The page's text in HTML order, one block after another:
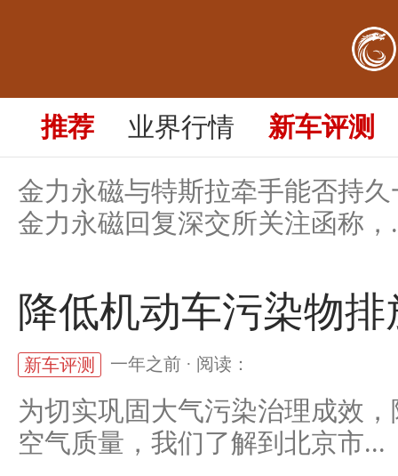
推荐 业界行情 新车评测
金力永磁牵手特斯
的能力
新车评测 一年之前 · 阅读：
金力永磁与特斯拉牵手能否持
金力永磁回复深交所关注函称，
降低机动车污染物
新车评测 一年之前 · 阅读：
为切实巩固大气污染治理成效
空气质量，我们了解到北京市...